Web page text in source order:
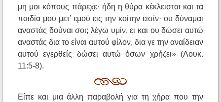
μη μοι κόπους πάρεχε· ήδη η θύρα κέκλεισται και τα
παιδία μου μετ’ εμού εις την κοίτην εισίν· ου δύναμαι
αναστάς δούναι σοι; λέγω υμίν, ει και ου δώσει αυτώ
αναστάς δια το είναι αυτού φίλον, δια γε την αναίδειαν
αυτού εγερθείς δώσει αυτώ όσων χρήζει» (Λουκ.
11:5-8).
Είπε και μια άλλη παραβολή για τη χήρα που την